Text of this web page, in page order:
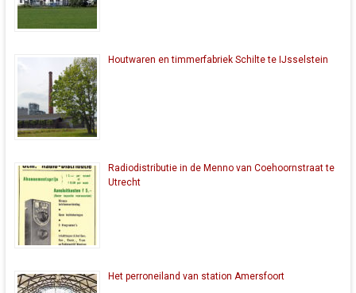
Houtwaren en timmerfabriek Schilte te IJsselstein
Radiodistributie in de Menno van Coehoornstraat te
Utrecht
Het perroneiland van station Amersfoort